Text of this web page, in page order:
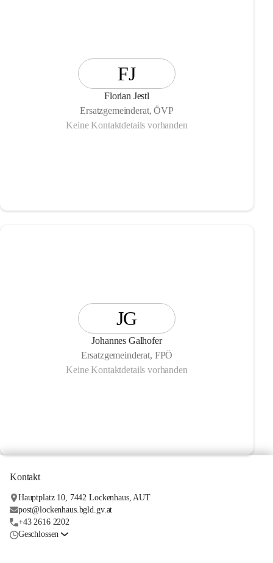
FJ
Florian Jestl
Ersatzgemeinderat, ÖVP
Keine Kontaktdetails vorhanden
JG
Johannes Galhofer
Ersatzgemeinderat, FPÖ
Keine Kontaktdetails vorhanden
Kontakt
Hauptplatz 10, 7442 Lockenhaus, AUT
post@lockenhaus.bgld.gv.at
+43 2616 2202
Geschlossen